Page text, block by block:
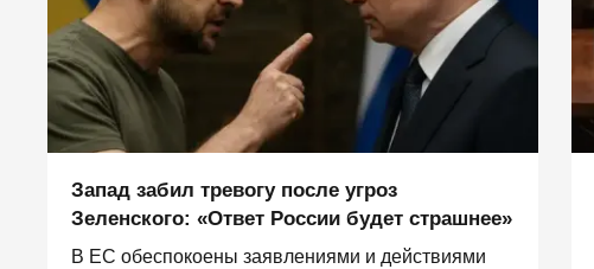
Запад забил тревогу после угроз
Зеленского: «Ответ России будет страшнее»
В ЕС обеспокоены заявлениями и действиями